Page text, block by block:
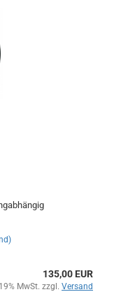
135,00 EUR
MwSt. zzgl. Versand